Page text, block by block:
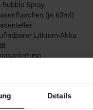
Details
Spray
(je 60ml)
Lithium-Akku
per Knopfdruck
– Löcher mit